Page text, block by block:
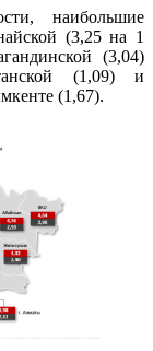
наибольшие
(3,25 на 1
(3,04)
(1,09) и
(1,67).